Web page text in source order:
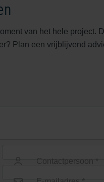
van het hele project.
Plan een vrijblijvend
Contactpersoon *